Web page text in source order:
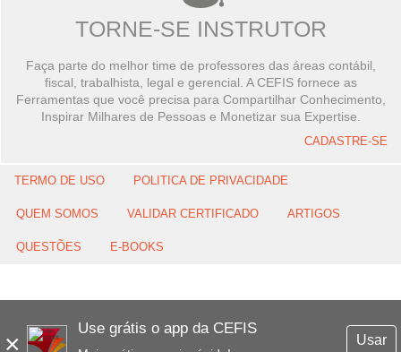
×
Use grátis o app da CEFIS
Usar
TORNE-SE INSTRUTOR
Faça parte do melhor time de professores das áreas contábil,
fiscal, trabalhista, legal e gerencial. A CEFIS fornece as
Ferramentas que você precisa para Compartilhar Conhecimento,
Inspirar Milhares de Pessoas e Monetizar sua Expertise.
CADASTRE-SE
TERMO DE USO POLITICA DE PRIVACIDADE
QUEM SOMOS VALIDAR CERTIFICADO ARTIGOS
QUESTÕES E-BOOKS